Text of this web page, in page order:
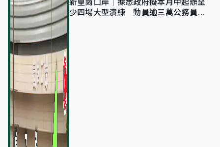
新皇崗口岸｜據悉政府擬本月中起辦至
少四場大型演練 動員逾三萬公務員人